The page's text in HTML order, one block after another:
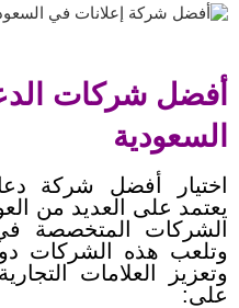
أفضل شركات
السعودية
اختيار أفضل شركة
يعتمد على العديد من
الشركات المتخصصة في
وتلعب هذه الشركات
وتعزيز العلامات
على: